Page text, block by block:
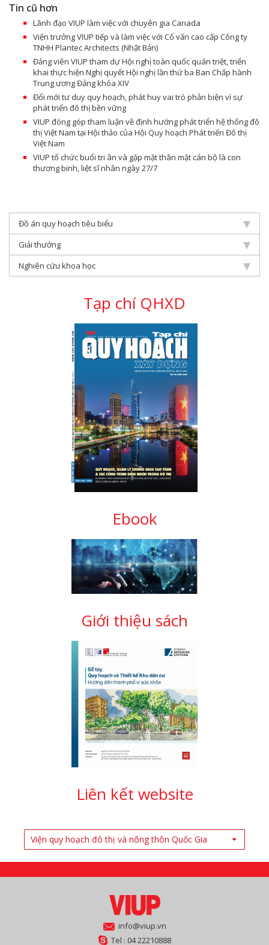
Tin cũ hơn
Lãnh đạo VIUP làm việc với chuyên gia Canada
Viện trưởng VIUP tiếp và làm việc với Cố vấn cao cấp Công ty
TNHH Plantec Architects (Nhật Bản)
Đảng viên VIUP tham dự Hội nghị toàn quốc quán triệt, triển
khai thực hiện Nghị quyết Hội nghị lần thứ ba Ban Chấp hành
Trung ương Đảng khóa XIV
Đổi mới tư duy quy hoạch, phát huy vai trò phản biện vì sự
phát triển đô thị bền vững
VIUP đóng góp tham luận về định hướng phát triển hệ thống đô
thị Việt Nam tại Hội thảo của Hội Quy hoạch Phát triển Đô thị
Việt Nam
VIUP tổ chức buổi tri ân và gặp mặt thân mật cán bộ là con
thương binh, liệt sĩ nhân ngày 27/7
Đồ án quy hoạch tiêu biểu
Giải thưởng
Nghiên cứu khoa học
Tạp chí QHXD
Ebook
Giới thiệu sách
Liên kết website
Viện quy hoạch đô thị và nông thôn Quốc Gia
info@viup.vn
Tel : 04 22210888